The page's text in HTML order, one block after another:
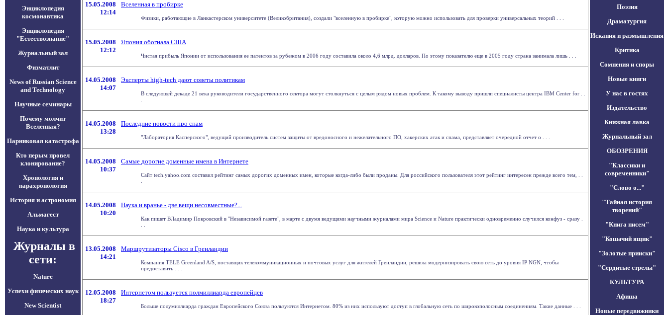
Энциклопедия
космонавтика
Энциклопедия
"Естествознание"
Журнальный зал
Физматлит
News of Russian Science
and Technology
Научные семинары
Почему молчит
Вселенная?
Парниковая катастрофа
Кто перым провел
клонирование?
Хронология и
парахронология
История и астрономия
Альмагест
Наука и культура
Журналы в
сети:
Nature
Успехи физических наук
New Scientist
15.05.2008
12:14
Вселенная в пробирке
Физики, работающие в Ланкастерском университете (Великобритания), создали "вселенную в пробирке", которую можно использовать для проверки универсальных теорий . . .
15.05.2008
12:12
Япония обогнала США
Чистая прибыль Японии от использования ее патентов за рубежом в 2006 году составила около 4,6 млрд. долларов. По этому показателю еще в 2005 году страна занимала лишь . . .
14.05.2008
14:07
Эксперты high-tech дают советы политикам
В следующей декаде 21 века руководители государственного сектора могут столкнуться с целым рядом новых проблем. К такому выводу пришли специалисты центра IBM Center for . .
14.05.2008
13:28
Последние новости про спам
"Лаборатория Касперского", ведущий производитель систем защиты от вредоносного и нежелательного ПО, хакерских атак и спама, представляет очередной отчет о . . .
14.05.2008
10:37
Самые дорогие доменные имена в Интернете
Сайт tech.yahoo.com составил рейтинг самых дорогих доменных имен, которые когда-либо были проданы. Для российского пользователя этот рейтинг интересен прежде всего тем, . .
14.05.2008
10:20
Наука и вранье - две вещи несовместные?...
Как пишет ВЛадимир Покровский в "Независимой газете", в марте с двумя ведущими научными журналами мира Science и Nature практически одновременно случился конфуз - сразу .
13.05.2008
14:21
Маршрутизаторы Cisco в Гренландии
Компания TELE Greenland A/S, поставщик телекоммуникационных и почтовых услуг для жителей Гренландии, решила модернизировать свою сеть до уровня IP NGN, чтобы
предоставить . . .
12.05.2008
18:27
Интернетом пользуется полмиллиарда европейцев
Больше полумиллиарда граждан Европейского Союза пользуются Интернетом. 80% из них используют доступ в глобальную сеть по широкополосным соединениям. Такие данные . . .
Поэзия
Драматургия
Искания и размышления
Критика
Сомнения и споры
Новые книги
У нас в гостях
Издательство
Книжная лавка
Журнальный зал
ОБОЗРЕНИЯ
"Классики и
современники"
"Слово о..."
"Тайная история
творений"
"Книга писем"
"Кошачий ящик"
"Золотые прииски"
"Сердитые стрелы"
КУЛЬТУРА
Афиша
Новые передвижники